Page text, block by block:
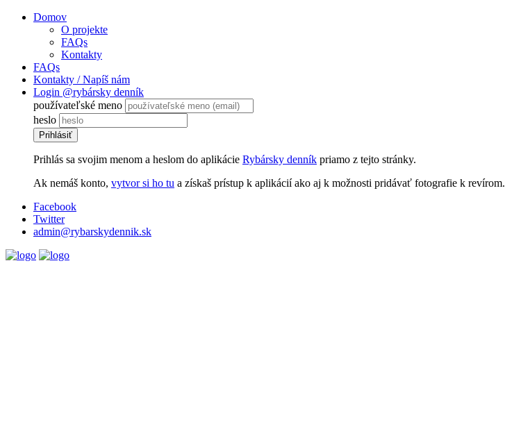
Domov
O projekte
FAQs
Kontakty
FAQs
Kontakty / Napíš nám
Login @rybársky denník
používateľské meno
heslo
Prihlásiť
Prihlás sa svojim menom a heslom do aplikácie Rybársky denník priamo z tejto stránky.
Ak nemáš konto, vytvor si ho tu a získaš prístup k aplikácií ako aj k možnosti pridávať fotografie k revírom.
Facebook
Twitter
admin@rybarskydennik.sk